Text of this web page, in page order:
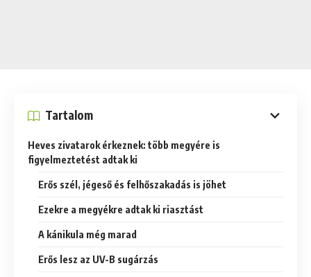
Tartalom
Heves zivatarok érkeznek: több megyére is
figyelmeztetést adtak ki
Erős szél, jégeső és felhőszakadás is jöhet
Ezekre a megyékre adtak ki riasztást
A kánikula még marad
Erős lesz az UV-B sugárzás